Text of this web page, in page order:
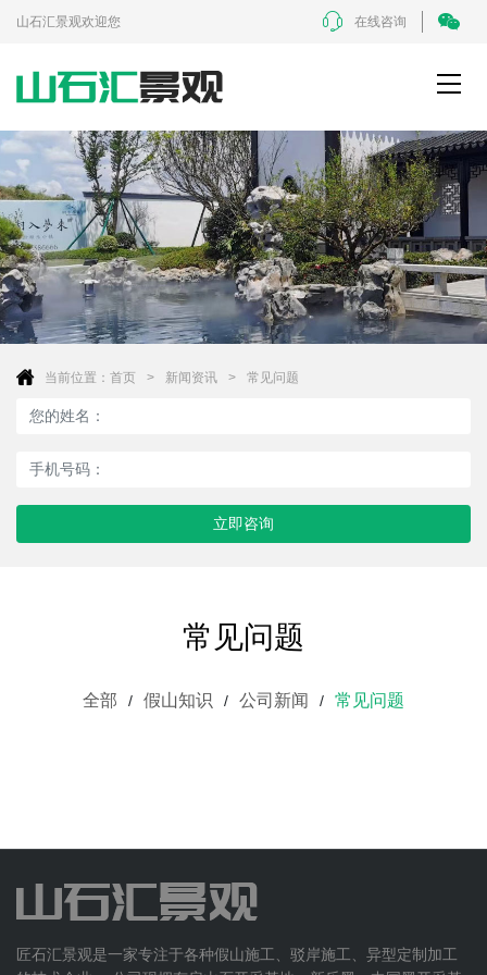
山石汇景观欢迎您 在线咨询
当前位置： 首页 新闻资讯 常见问题
立即咨询
常见问题
全部 假山知识 公司新闻 常见问题
匠石汇景观是一家专注于各种假山施工、驳岸施工、异型定制加工